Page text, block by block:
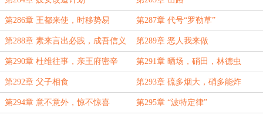
第286章 王都来使，时移势易 第287章 代号“罗勒草”
第288章 素来言出必践，成吾信义
昭彰
第289章 恶人我来做
第290章 杜维往事，亲王府密辛 第291章 晒场，硝田，林德虫
第292章 父子相食 第293章 硫多烟大，硝多能炸
第294章 意不意外，惊不惊喜 第295章 “波特定律”